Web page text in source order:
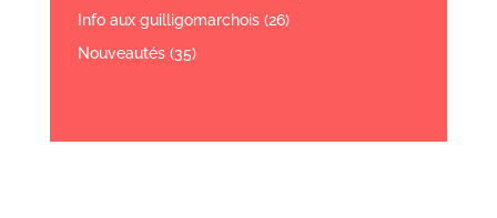
Info aux guilligomarchois(26)
Nouveautés(35)